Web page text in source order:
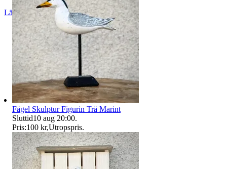
Läs omdömen Följ
Fågel Skulptur Figurin Trä Marint
Sluttid10 aug 20:00.
Pris:100 kr,Utropspris.